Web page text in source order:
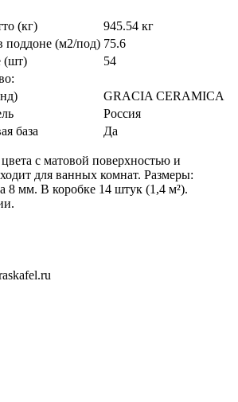
(кг)
945.54 кг
поддоне (м2/под) 75.6
(шт)
54
GRACIA CERAMICA
Россия
база
Да
с матовой поверхностью и
для ванных комнат. Размеры:
8 мм. В коробке 14 штук (1,4 м²).